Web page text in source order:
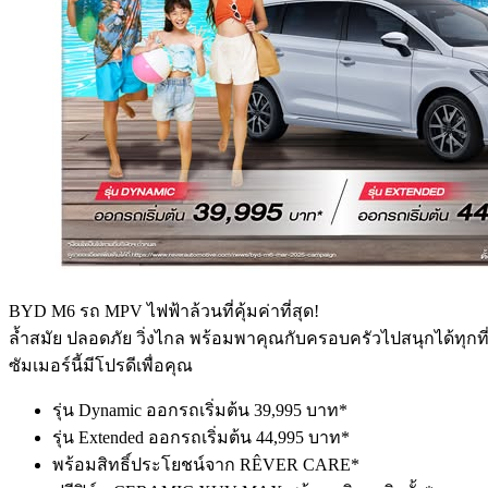
BYD M6 รถ MPV ไฟฟ้าล้วนที่คุ้มค่าที่สุด!
ล้ำสมัย ปลอดภัย วิ่งไกล พร้อมพาคุณกับครอบครัวไปสนุกได้ทุกที่
ซัมเมอร์นี้มีโปรดีเพื่อคุณ
รุ่น Dynamic ออกรถเริ่มต้น 39,995 บาท*
รุ่น Extended ออกรถเริ่มต้น 44,995 บาท*
พร้อมสิทธิ์ประโยชน์จาก RÊVER CARE*